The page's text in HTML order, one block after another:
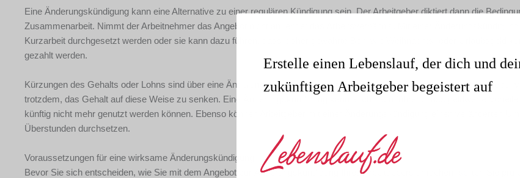
Eine Änderungskündigung kann eine Alternative zu einer regulären Kündigung sein. Der Arbeitgeber diktiert dann die
Zusammenarbeit. Nimmt der Arbeitnehmer das Angebot nicht an, endet das Arbeitsverhältnis. Mit einer Änderungskündigung
Kurzarbeit durchgesetzt werden oder sie kann dazu führen, dass bisher gewährte Boni wie Weihnachts- oder Urlaubsgeld
gezahlt werden.
Kürzungen des Gehalts oder Lohns sind über eine Änderungskündigung in aller Regel nicht durchsetzbar. Viele Arbeitgeber
trotzdem, das Gehalt auf diese Weise zu senken. Eine Änderungskündigung kann auch dazu führen, dass geldwerte
künftig nicht mehr genutzt werden können. Ebenso können Arbeitgeber mit einer Änderungskündigung einen veränderten
Überstunden durchsetzen.
Voraussetzungen für eine wirksame Änderungskündigung
Bevor Sie sich entscheiden, wie Sie mit dem Angebot zur Änderungskündigung Ihres Arbeitgebers umgehen, sollten Sie
Erstelle einen Lebenslauf, der dich und
zukünftigen Arbeitgeber begeistert auf